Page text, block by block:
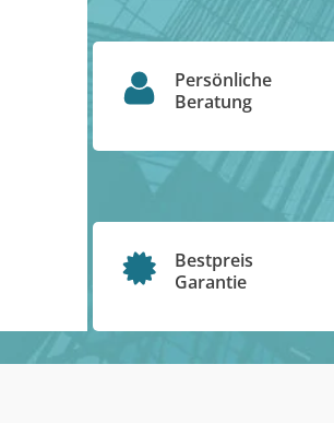
Persönliche
Beratung
Bestpreis
Garantie